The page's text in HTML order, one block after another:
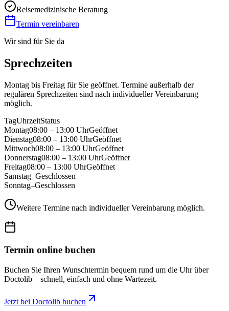
Reisemedizinische Beratung
Termin vereinbaren
Wir sind für Sie da
Sprechzeiten
Montag bis Freitag für Sie geöffnet. Termine außerhalb der
regulären Sprechzeiten sind nach individueller Vereinbarung
möglich.
TagUhrzeitStatus
Montag08:00 – 13:00 UhrGeöffnet
Dienstag08:00 – 13:00 UhrGeöffnet
Mittwoch08:00 – 13:00 UhrGeöffnet
Donnerstag08:00 – 13:00 UhrGeöffnet
Freitag08:00 – 13:00 UhrGeöffnet
Samstag–Geschlossen
Sonntag–Geschlossen
Weitere Termine nach individueller Vereinbarung möglich.
Termin online buchen
Buchen Sie Ihren Wunschtermin bequem rund um die Uhr über
Doctolib – schnell, einfach und ohne Wartezeit.
Jetzt bei Doctolib buchen